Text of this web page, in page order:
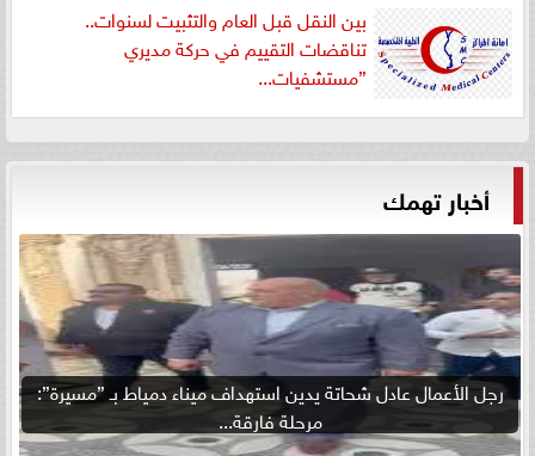
بين النقل قبل العام والتثبيت لسنوات..
تناقضات التقييم في حركة مديري
”مستشفيات...
أخبار تهمك
رجل الأعمال عادل شحاتة يدين استهداف ميناء دمياط بـ ”مسيرة”:
مرحلة فارقة...